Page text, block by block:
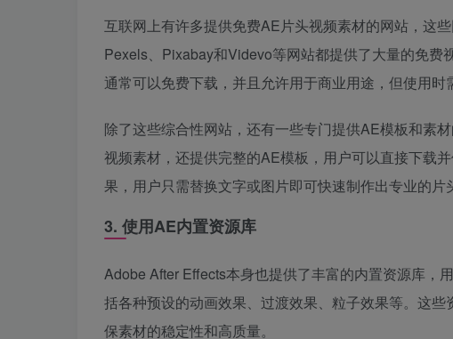
互联网上有许多提供免费AE片头视频素材的网站，这
Pexels、Pixabay和Videvo等网站都提供了大量的免
通常可以免费下载，并且允许用于商业用途，但使用时
除了这些综合性网站，还有一些专门提供AE模板和素
视频素材，还提供完整的AE模板，用户可以直接下载
果，用户只需替换文字或图片即可快速制作出专业的片
3. 使用AE内置资源库
Adobe After Effects本身也提供了丰富的内置资源库，
括各种预设的动画效果、过渡效果、粒子效果等。这
保素材的稳定性和高质量。